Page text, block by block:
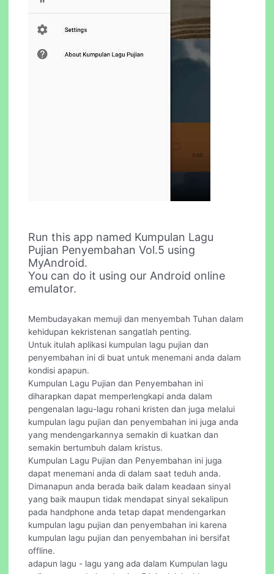
Run this app named Kumpulan Lagu
Pujian Penyembahan Vol.5 using
MyAndroid.
You can do it using our Android online
emulator.
Membudayakan memuji dan menyembah Tuhan dalam
kehidupan kekristenan sangatlah penting.
Untuk itulah aplikasi kumpulan lagu pujian dan
penyembahan ini di buat untuk menemani anda dalam
kondisi apapun.
Kumpulan Lagu Pujian dan Penyembahan ini
diharapkan dapat memperlengkapi anda dalam
pengenalan lagu-lagu rohani kristen dan juga melalui
kumpulan lagu pujian dan penyembahan ini juga anda
yang mendengarkannya semakin di kuatkan dan
semakin bertumbuh dalam kristus.
Kumpulan Lagu Pujian dan Penyembahan ini juga
dapat menemani anda di dalam saat teduh anda.
Dimanapun anda berada baik dalam keadaan sinyal
yang baik maupun tidak mendapat sinyal sekalipun
pada handphone anda tetap dapat mendengarkan
kumpulan lagu pujian dan penyembahan ini karena
kumpulan lagu pujian dan penyembahan ini bersifat
offline.
adapun lagu - lagu yang ada dalam Kumpulan lagu